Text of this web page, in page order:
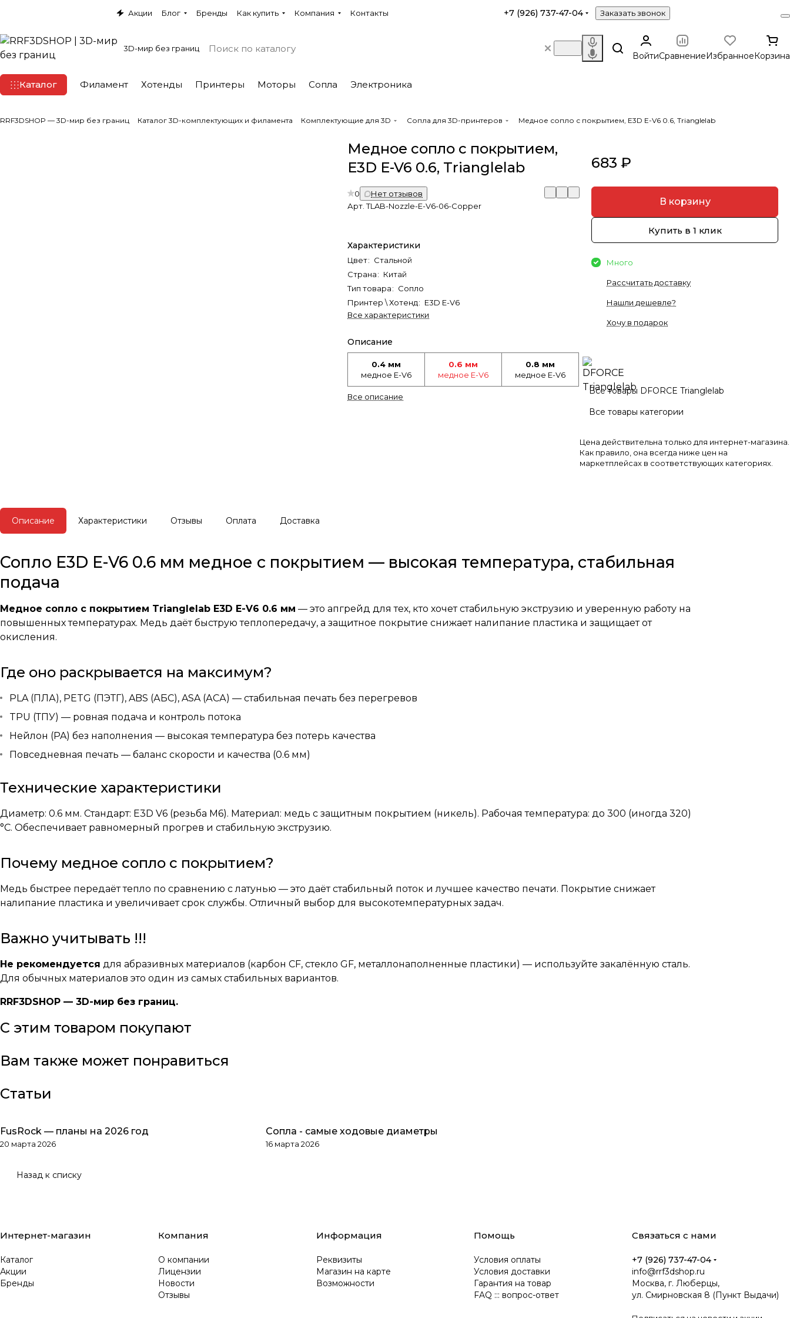
Акции Блог Бренды Как купить Компания Контакты +7 (926) 737-47-04 Заказать звонок
3D-мир без границ
ВойтиСравнениеИзбранноеКорзина
Каталог Филамент Хотенды Принтеры Моторы Сопла Электроника
RRF3DSHOP — 3D-мир без границ Каталог 3D-комплектующих и филамента Комплектующие для 3D Сопла для 3D-принтеров Медное сопло с покрытием, E3D E-V6 0.6, Trianglelab
Медное сопло с покрытием,
E3D E-V6 0.6, Trianglelab
0
Нет отзывов
Арт.TLAB-Nozzle-E-V6-06-Copper
Характеристики
Цвет: Стальной
Страна: Китай
Тип товара: Сопло
Принтер \ Хотенд: E3D E-V6
Все характеристики
Описание
0.4 мм
медное E-V6
0.6 мм
медное E-V6
0.8 мм
медное E-V6
Все описание
683 ₽
В корзину
Купить в 1 клик
Много
Рассчитать доставку
Нашли дешевле?
Хочу в подарок
Все товары DFORCE Trianglelab
Все товары категории
Цена действительна только для интернет-магазина.
Как правило, она всегда ниже цен на
маркетплейсах в соответствующих категориях.
Описание Характеристики Отзывы Оплата Доставка
Сопло E3D E-V6 0.6 мм медное с покрытием — высокая температура, стабильная
подача
Медное сопло с покрытием Trianglelab E3D E-V6 0.6 мм — это апгрейд для тех, кто хочет стабильную экструзию и уверенную работу на
повышенных температурах. Медь даёт быструю теплопередачу, а защитное покрытие снижает налипание пластика и защищает от
окисления.
Где оно раскрывается на максимум?
PLA (ПЛА), PETG (ПЭТГ), ABS (АБС), ASA (АСА) — стабильная печать без перегревов
TPU (ТПУ) — ровная подача и контроль потока
Нейлон (PA) без наполнения — высокая температура без потерь качества
Повседневная печать — баланс скорости и качества (0.6 мм)
Технические характеристики
Диаметр: 0.6 мм. Стандарт: E3D V6 (резьба M6). Материал: медь с защитным покрытием (никель). Рабочая температура: до 300 (иногда 320)
°C. Обеспечивает равномерный прогрев и стабильную экструзию.
Почему медное сопло с покрытием?
Медь быстрее передаёт тепло по сравнению с латунью — это даёт стабильный поток и лучшее качество печати. Покрытие снижает
налипание пластика и увеличивает срок службы. Отличный выбор для высокотемпературных задач.
Важно учитывать !!!
Не рекомендуется для абразивных материалов (карбон CF, стекло GF, металлонаполненные пластики) — используйте закалённую сталь.
Для обычных материалов это один из самых стабильных вариантов.
RRF3DSHOP — 3D-мир без границ.
С этим товаром покупают
Вам также может понравиться
Статьи
Обзоры товаров
FusRock — планы на 2026 год
20 марта 2026
Обзоры товаров
Сопла - самые ходовые диаметры
16 марта 2026
Назад к списку
Интернет-магазин
Каталог
Акции
Бренды
Компания
О компании
Лицензии
Новости
Отзывы
Информация
Реквизиты
Магазин на карте
Возможности
Помощь
Условия оплаты
Условия доставки
Гарантия на товар
FAQ ::: вопрос-ответ
Связаться с нами
+7 (926) 737-47-04
info@rrf3dshop.ru
Москва, г. Люберцы,
ул. Смирновская 8 (Пункт Выдачи)